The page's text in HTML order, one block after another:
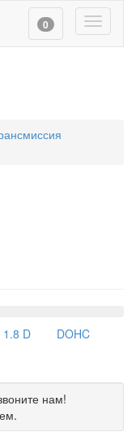
Toggle
0
1.8 D
DOHC
нам!